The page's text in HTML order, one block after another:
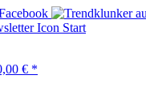
Start
€ *